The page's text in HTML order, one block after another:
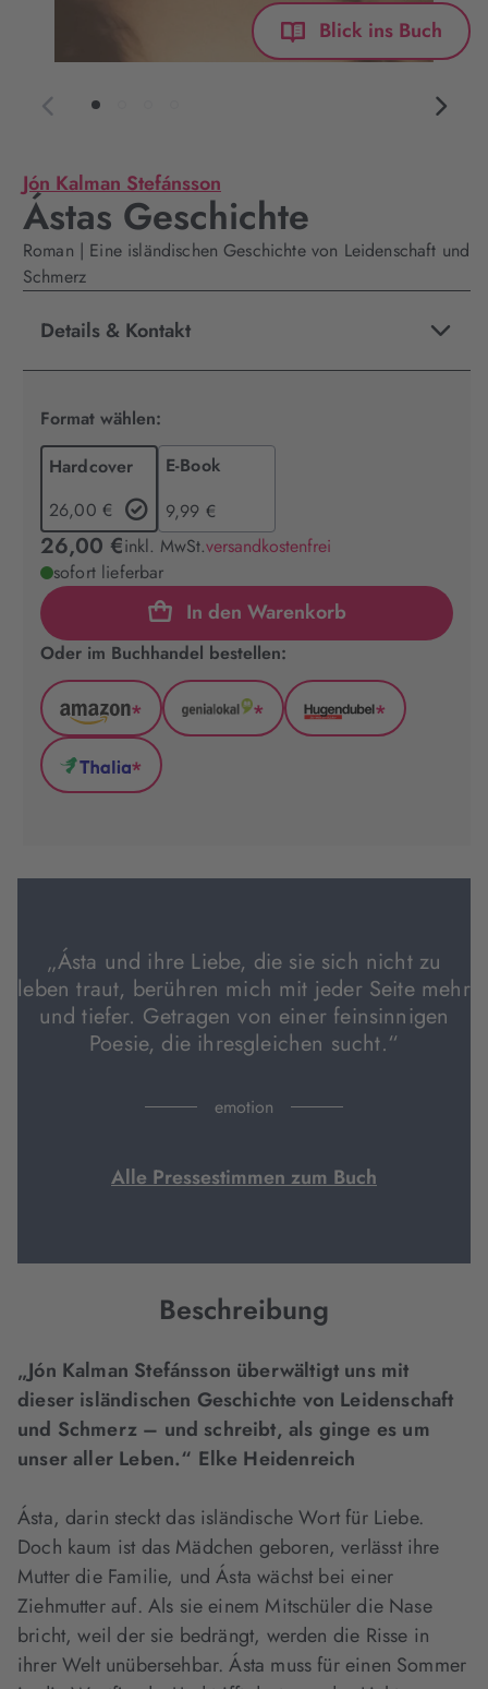
Blick ins Buch
Jón Kalman Stefánsson
Ástas Geschichte
Roman | Eine isländischen Geschichte von Leidenschaft und
Schmerz
Details & Kontakt
Format wählen:
Hardcover
26,00 €
E-Book
9,99 €
26,00 €inkl. MwSt.versandkostenfrei
sofort lieferbar
In den Warenkorb
Oder im Buchhandel bestellen:
Amazon
(wird
in
neuem
*
GenialLokal
*
Hugendubel
*
Thalia
Tab
*
„Ásta und ihre Liebe, die sie sich nicht zu
leben traut, berühren mich mit jeder Seite mehr
und tiefer. Getragen von einer feinsinnigen
Poesie, die ihresgleichen sucht.“
emotion
Alle Pressestimmen zum Buch
Beschreibung
„Jón Kalman Stefánsson überwältigt uns mit
dieser isländischen Geschichte von Leidenschaft
und Schmerz – und schreibt, als ginge es um
unser aller Leben.“ Elke Heidenreich
Ásta, darin steckt das isländische Wort für Liebe.
Doch kaum ist das Mädchen geboren, verlässt ihre
Mutter die Familie, und Ásta wächst bei einer
Ziehmutter auf. Als sie einem Mitschüler die Nase
bricht, weil der sie bedrängt, werden die Risse in
ihrer Welt unübersehbar. Ásta muss für einen Sommer